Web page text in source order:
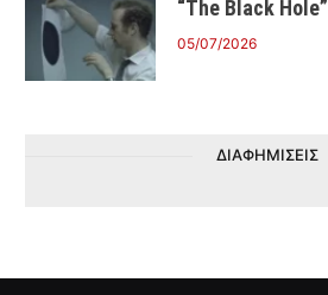
“The Black Hole”
05/07/2026
ΔΙΑΦΗΜΙΣΕΙΣ